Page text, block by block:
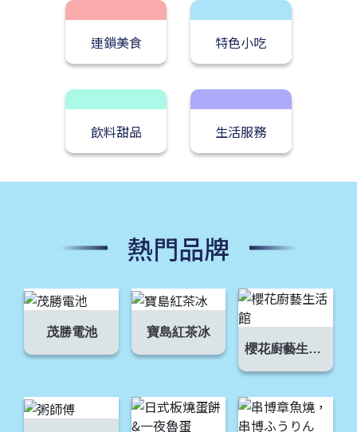
連鎖美食 特色小吃
飲料甜品 生活服務
熱門品牌
茂勝電池
寶島紅茶冰
櫻花廚藝生活館